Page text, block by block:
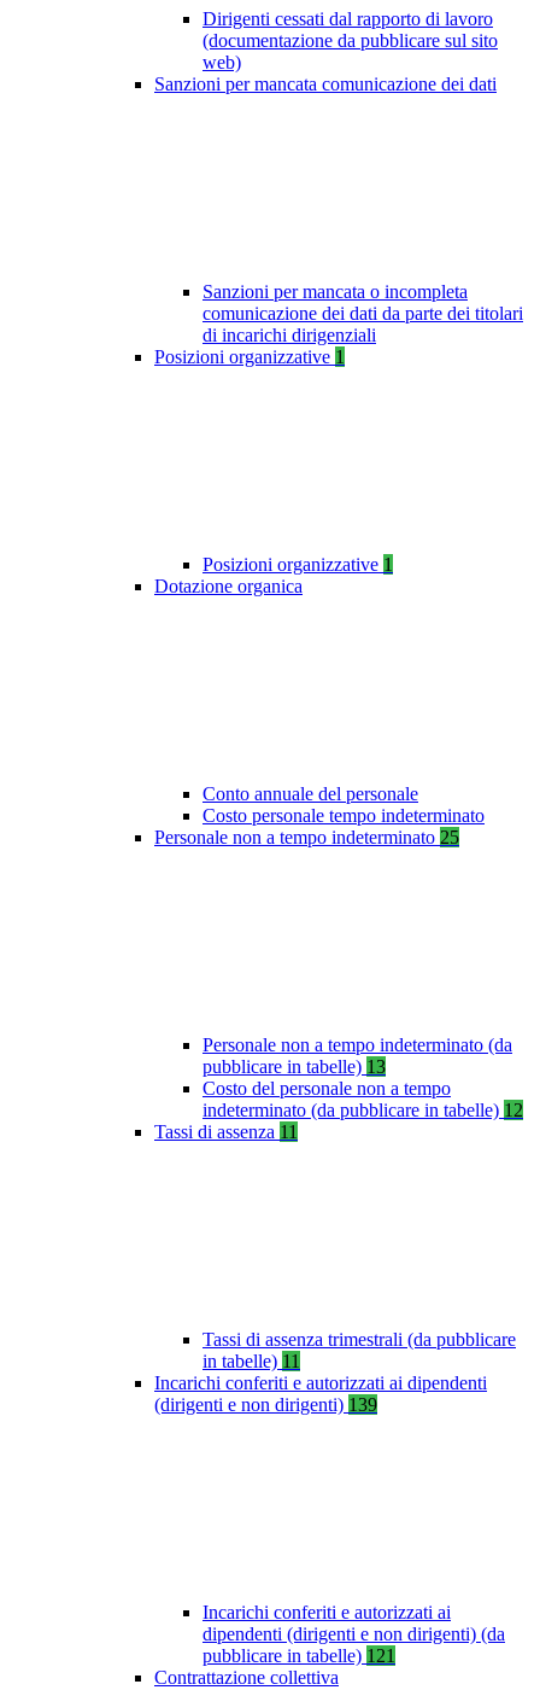
Dirigenti cessati dal rapporto di lavoro
(documentazione da pubblicare sul sito
web)
Sanzioni per mancata comunicazione dei dati
Sanzioni per mancata o incompleta
comunicazione dei dati da parte dei titolari
di incarichi dirigenziali
Posizioni organizzative 1
Posizioni organizzative 1
Dotazione organica
Conto annuale del personale
Costo personale tempo indeterminato
Personale non a tempo indeterminato 25
Personale non a tempo indeterminato (da
pubblicare in tabelle) 13
Costo del personale non a tempo
indeterminato (da pubblicare in tabelle) 12
Tassi di assenza 11
Tassi di assenza trimestrali (da pubblicare
in tabelle) 11
Incarichi conferiti e autorizzati ai dipendenti
(dirigenti e non dirigenti) 139
Incarichi conferiti e autorizzati ai
dipendenti (dirigenti e non dirigenti) (da
pubblicare in tabelle) 121
Contrattazione collettiva